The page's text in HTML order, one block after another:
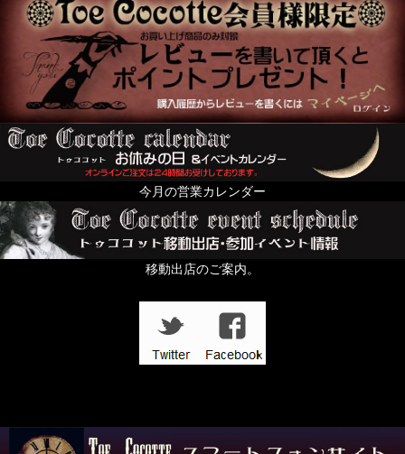
今月の営業カレンダー
移動出店のご案内。